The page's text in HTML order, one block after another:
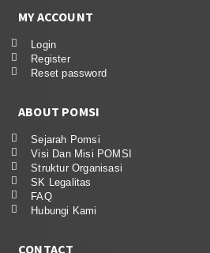
MY ACCOUNT
Login
Register
Reset password
ABOUT POMSI
Sejarah Pomsi
Visi Dan Misi POMSI
Struktur Organisasi
SK Legalitas
FAQ
Hubungi Kami
CONTACT